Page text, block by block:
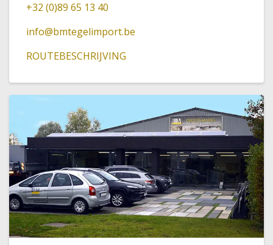
+32 (0)89 65 13 40
info@bmtegelimport.be
ROUTEBESCHRIJVING